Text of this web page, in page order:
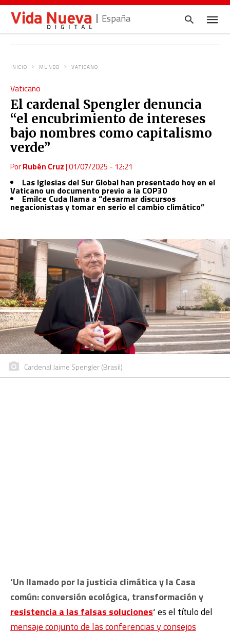
España
INICIO MUNDO VATICANO
Vaticano
El cardenal Spengler denuncia
“el encubrimiento de intereses
bajo nombres como capitalismo
verde”
PorRubén Cruz|01/07/2025 - 12:21
Las Iglesias del Sur Global han presentado hoy en el
Vaticano un documento previo a la COP30
Emilce Cuda llama a “desarmar discursos
negacionistas y tomar en serio el cambio climático”
Cardenal Jaime Spengler (Brasil)
‘Un llamado por la justicia climática y la Casa
común: conversión ecológica, transformación y
resistencia a las falsas soluciones‘es el título del
mensaje conjunto de las conferencias y consejos